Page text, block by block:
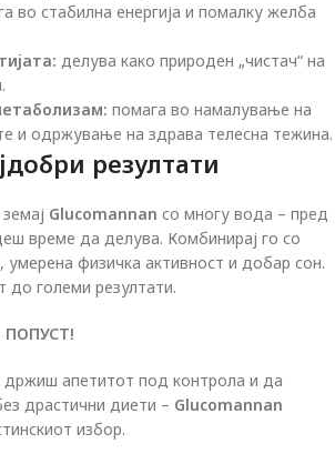
во стабилна енергија и помалку желба
делува како природен „чистач“ на
помага во намалување на
и одржување на здрава телесна тежина.
резултати
Glucomannan со многу вода – пред
време да делува. Комбинирај го со
умерена физичка активност и добар сон.
големи резултати.
ПОПУСТ!
апетитот под контрола и да
драстични диети – Glucomannan
избор.